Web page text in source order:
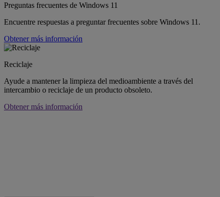
Preguntas frecuentes de Windows 11
Encuentre respuestas a preguntar frecuentes sobre Windows 11.
Obtener más información
Reciclaje
Ayude a mantener la limpieza del medioambiente a través del
intercambio o reciclaje de un producto obsoleto.
Obtener más información